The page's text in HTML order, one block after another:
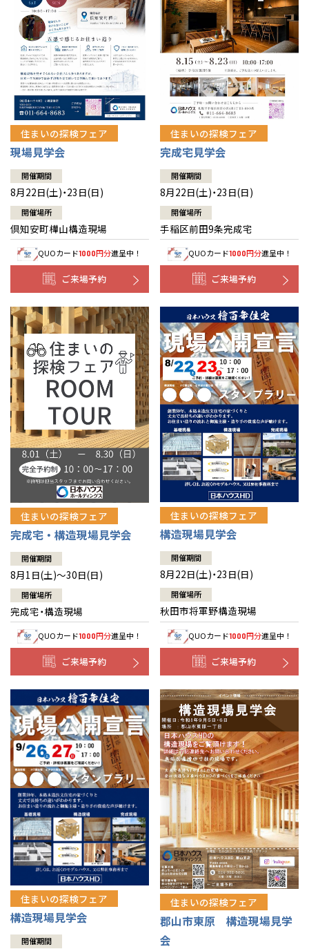
住まいの探検フェア
現場見学会
開催期間
8月22日(土)・23日(日)
開催場所
倶知安町樺山構造現場
QUOカード1000円分進呈中！
ご来場予約
住まいの探検フェア
完成宅見学会
開催期間
8月22日(土)・23日(日)
開催場所
手稲区前田9条完成宅
QUOカード1000円分進呈中！
ご来場予約
住まいの探検フェア
完成宅・構造現場見学会
開催期間
8月1日(土)～30日(日)
開催場所
完成宅・構造現場
QUOカード1000円分進呈中！
ご来場予約
住まいの探検フェア
構造現場見学会
開催期間
8月22日(土)・23日(日)
開催場所
秋田市将軍野構造現場
QUOカード1000円分進呈中！
ご来場予約
住まいの探検フェア
構造現場見学会
開催期間
住まいの探検フェア
郡山市東原 構造現場見学
会
北海道
札幌
道央
道北
道南
道東
東北
青森
秋田
岩手
山形
宮城
福島
甲信越・北陸
新潟
山梨
長野
富山
石川
福井
関東
東京
神奈川
埼玉
千葉
茨城
栃木
群馬
東海
愛知
岐阜
静岡
三重
近畿
大阪
京都
兵庫
奈良
滋賀
和歌山
中国・四国
岡山
香川
愛媛
鳥取
島根
広島
山口
徳島
高知
九州
福岡
佐賀
熊本
大分
宮崎
鹿児島
長崎
沖縄
分譲マンション
※現住所のある都道府県以外の建築予定地の方でも現住所の有るお近
くの展示場又は店舗にお問合せください。移住の計画の方もご相談対
応します。お気軽にご相談ください。
北海道
札幌
札幌
小樽
道央
苫小牧千歳
小樽
道北
道南
道東
釧路
東北
青森県
八戸
青森
秋田県
秋田
岩手県
山形県
宮城県
仙台
福島県
会津
甲信越・北陸
新潟県
長岡
山梨県
長野県
富山県
富山
石川県
福井県
福井
関東
東京都
神奈川県
相模
埼玉県
埼玉
千葉県
千葉
柏
茨城県
水戸
栃木県
宇都宮
小山
群馬県
群馬
伊勢崎
東海
愛知県
岐阜県
岐阜
静岡県
三重県
四日市
近畿
大阪府
大阪
京都府
京都
兵庫県
姫路
奈良県
奈良
中国・四国
岡山県
岡山
愛媛県
松山
九州
福岡県
福岡
佐賀県
佐賀
熊本県
熊本
大分県
大分
宮崎県
宮崎
鹿児島県
鹿児島